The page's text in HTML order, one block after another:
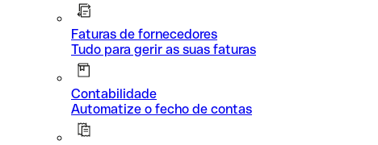
Faturas de fornecedores
Tudo para gerir as suas faturas
Contabilidade
Automatize o fecho de contas